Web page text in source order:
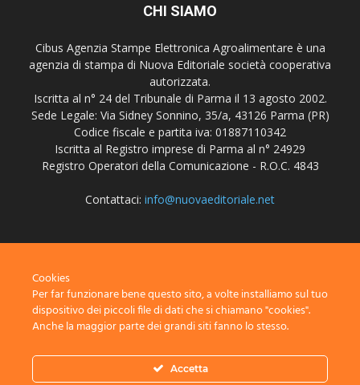
CHI SIAMO
Cibus Agenzia Stampe Elettronica Agroalimentare è una
agenzia di stampa di Nuova Editoriale società cooperativa
autorizzata.
Iscritta al n° 24 del Tribunale di Parma il 13 agosto 2002.
Sede Legale: Via Sidney Sonnino, 35/a, 43126 Parma (PR)
Codice fiscale e partita iva: 01887110342
Iscritta al Registro imprese di Parma al n° 24929
Registro Operatori della Comunicazione - R.O.C. 4843
Contattaci: info@nuovaeditoriale.net
Privacy Advertisement
Cookies
Per far funzionare bene questo sito, a volte installiamo sul tuo
dispositivo dei piccoli file di dati che si chiamano "cookies".
Anche la maggior parte dei grandi siti fanno lo stesso.
Accetta